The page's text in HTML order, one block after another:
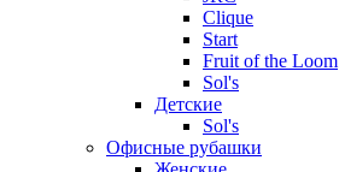
Clique
Start
Fruit of the Loom
Sol's
Детские
Sol's
Офисные рубашки